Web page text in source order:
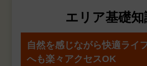
エリア基礎知
自然を感じながら快適ライ
へも楽々アクセスOK